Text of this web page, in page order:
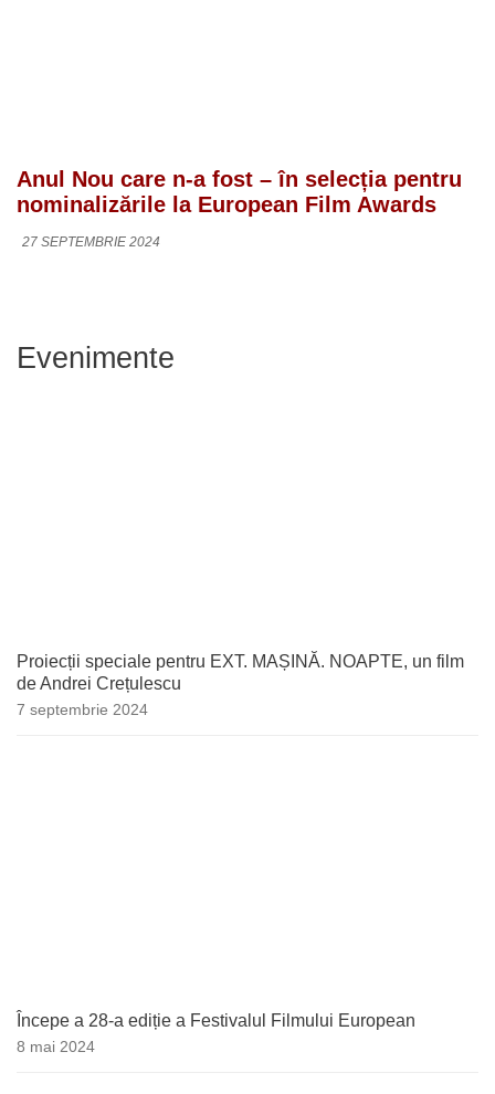
Anul Nou care n-a fost – în selecția pentru
nominalizările la European Film Awards
27 SEPTEMBRIE 2024
Evenimente
Proiecții speciale pentru EXT. MAȘINĂ. NOAPTE, un film
de Andrei Crețulescu
7 septembrie 2024
Începe a 28-a ediție a Festivalul Filmului European
8 mai 2024